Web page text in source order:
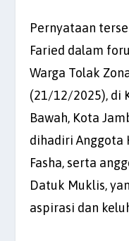
Pernyataan
Faried dalam
Warga Tolak
(21/12/2025), di
Bawah, Kota
dihadiri Anggota
Fasha, serta
Datuk Muklis,
aspirasi dan